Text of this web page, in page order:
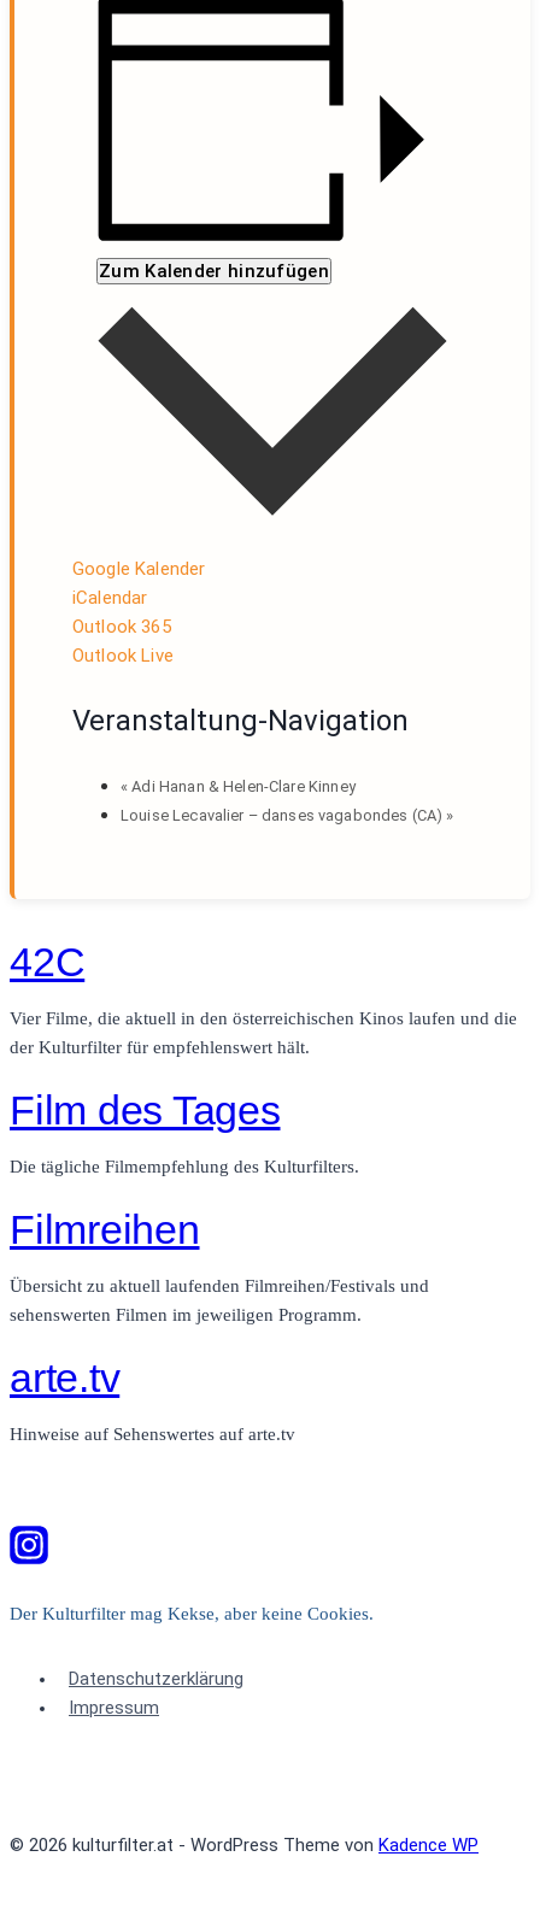
Zum Kalender hinzufügen
Google Kalender
iCalendar
Outlook 365
Outlook Live
Veranstaltung-Navigation
« Adi Hanan & Helen-Clare Kinney
Louise Lecavalier – danses vagabondes (CA) »
42C
Vier Filme, die aktuell in den österreichischen Kinos laufen und die
der Kulturfilter für empfehlenswert hält.
Film des Tages
Die tägliche Filmempfehlung des Kulturfilters.
Filmreihen
Übersicht zu aktuell laufenden Filmreihen/Festivals und
sehenswerten Filmen im jeweiligen Programm.
arte.tv
Hinweise auf Sehenswertes auf arte.tv
Der Kulturfilter mag Kekse, aber keine Cookies.
Datenschutzerklärung
Impressum
© 2026 kulturfilter.at - WordPress Theme von Kadence WP